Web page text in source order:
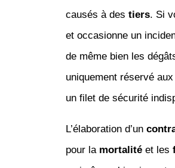
causés à des tiers. Si
et occasionne un
de même bien les
uniquement réservé aux
un filet de sécurité
L’élaboration d’un
pour la mortalitéet les